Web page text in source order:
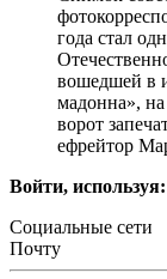
года стал
вошедшей в
мадонна»,
ворот
ефрейтор
Войти, используя:
Социальные сети
Почту